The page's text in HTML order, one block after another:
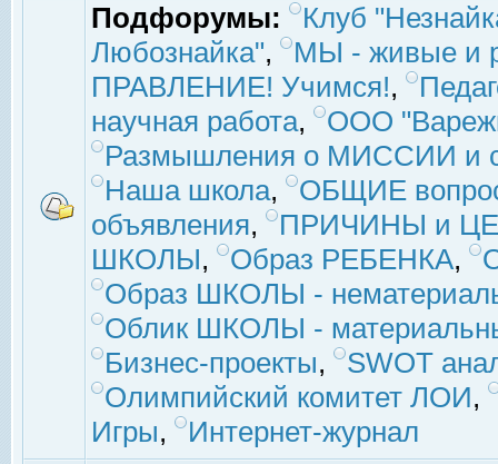
Подфорумы:
Клуб
Любознайка",
МЫ - живые и
ПРАВЛЕНИЕ! Учимся!,
научная работа,
ООО
Размышления о МИССИИ и
Наша школа,
ОБЩИЕ
объявления,
ПРИЧИНЫ и
ШКОЛЫ, Образ РЕБЕНКА,
Образ ШКОЛЫ -
Облик ШКОЛЫ -
Бизнес-проекты,
SWOT
Олимпийский комитет ЛОИ,
Игры, Интернет-журнал